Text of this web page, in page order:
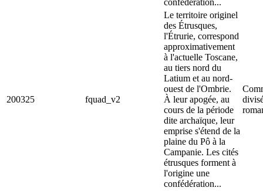
confédération...
200325 fquad_v2
Le territoire originel
des Étrusques,
l'Étrurie, correspond
approximativement
à l'actuelle Toscane,
au tiers nord du
Latium et au nord-
ouest de l'Ombrie.
À leur apogée, au
cours de la période
dite archaïque, leur
emprise s'étend de la
plaine du Pô à la
Campanie. Les cités
étrusques forment à
l'origine une
confédération...